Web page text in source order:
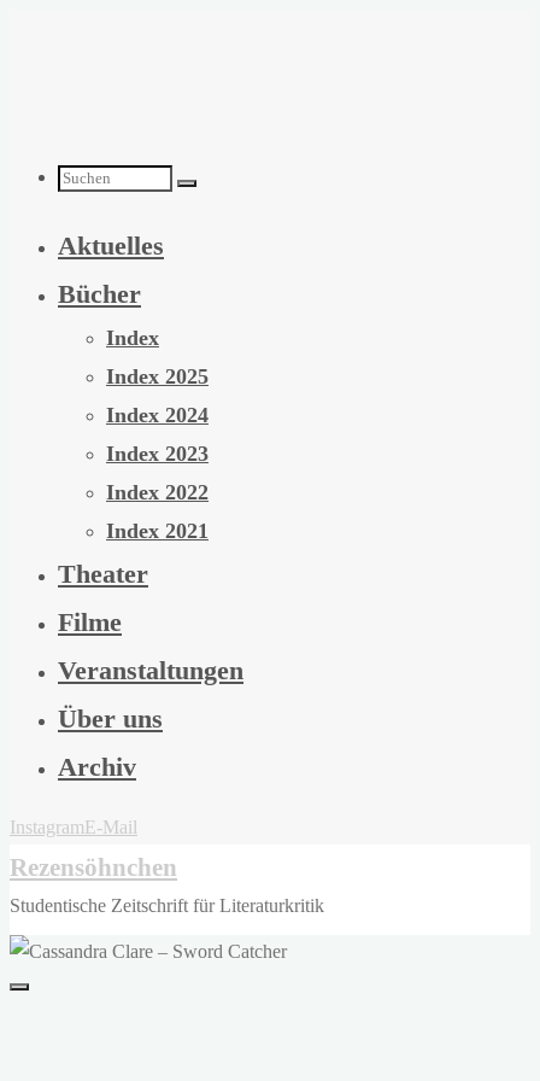
Suchen
nach:
Aktuelles
Bücher
Index
Index 2025
Index 2024
Index 2023
Index 2022
Index 2021
Theater
Filme
Veranstaltungen
Über uns
Archiv
InstagramE-Mail
Rezensöhnchen
Studentische Zeitschrift für Literaturkritik